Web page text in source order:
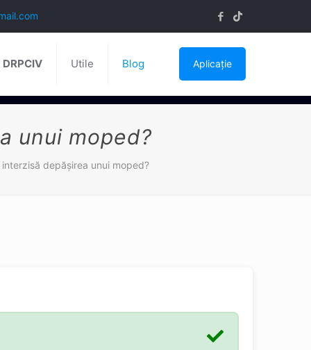
Utile Blog Aplicație
unui moped?
depăşirea unui moped?